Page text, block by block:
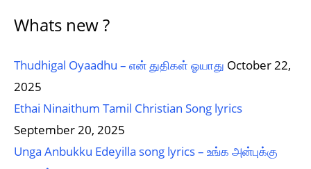
Whats new ?
Thudhigal Oyaadhu – என் துதிகள் ஓயாது October 22,
2025
Ethai Ninaithum Tamil Christian Song lyrics
September 20, 2025
Unga Anbukku Edeyilla song lyrics – உங்க அன்புக்கு